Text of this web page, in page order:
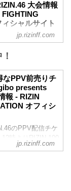
大会情報
FIGHTING
シャルサイト
のお知らせ
りました。
RIZIN.46
のお知らせ
に変更となりま
月）
jp.rizinff.com
なPPV前売りチ
presents
報 - RIZIN
オフィシ
のPPV配信チケ
12時よりRIZIN 100
、U-NEXT
RIZIN.46を全試合
jp.rizinff.com